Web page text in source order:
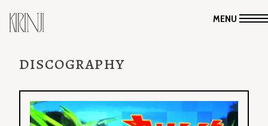
MENU
DISCOGRAPHY